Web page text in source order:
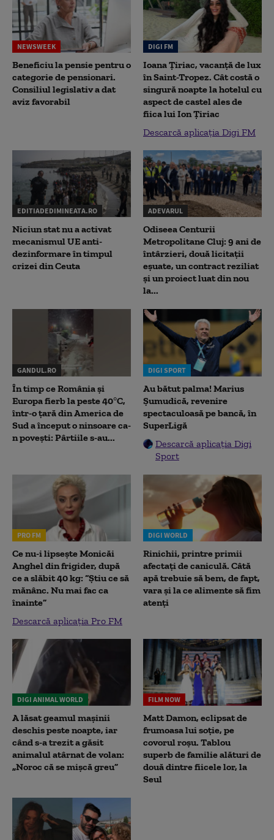
NEWSWEEK
Beneficiu la pensie pentru o
categorie de pensionari.
Consiliul legislativ a dat
aviz favorabil
DIGI FM
Ioana Țiriac, vacanță de lux
în Saint-Tropez. Cât costă o
singură noapte la hotelul cu
aspect de castel ales de
fiica lui Ion Țiriac
Descarcă aplicația Digi FM
EDITIADEDIMINEATA.RO
Niciun stat nu a activat
mecanismul UE anti-
dezinformare în timpul
crizei din Ceuta
ADEVARUL
Odiseea Centurii
Metropolitane Cluj: 9 ani de
întârzieri, două licitații
eșuate, un contract reziliat
și un proiect luat din nou
la...
GANDUL.RO
În timp ce România și
Europa fierb la peste 40°C,
într-o țară din America de
Sud a început o ninsoare ca-
n povești: Pârtiile s-au...
DIGI SPORT
Au bătut palma! Marius
Șumudică, revenire
spectaculoasă pe bancă, în
SuperLigă
Descarcă aplicația Digi
Sport
PRO FM
Ce nu-i lipsește Monicăi
Anghel din frigider, după
ce a slăbit 40 kg: “Știu ce să
mănânc. Nu mai fac ca
înainte”
Descarcă aplicația Pro FM
DIGI WORLD
Rinichii, printre primii
afectați de caniculă. Câtă
apă trebuie să bem, de fapt,
vara și la ce alimente să fim
atenți
DIGI ANIMAL WORLD
A lăsat geamul mașinii
deschis peste noapte, iar
când s-a trezit a găsit
animalul atârnat de volan:
„Noroc că se mișcă greu”
FILM NOW
Matt Damon, eclipsat de
frumoasa lui soție, pe
covorul roșu. Tablou
superb de familie alături de
două dintre fiicele lor, la
Seul